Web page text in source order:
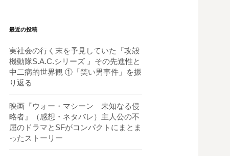
最近の投稿
実社会の行く末を予見していた『攻殻
機動隊S.A.C.シリーズ 』その先進性と
中二病的世界観 ①「笑い男事件」を振
り返る
映画『ウォー・マシーン 未知なる侵
略者』（感想・ネタバレ）主人公の不
屈のドラマとSFがコンパクトにまとま
ったストーリー